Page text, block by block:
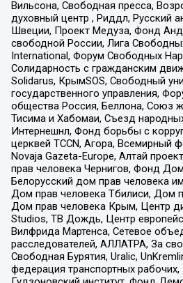
Вильсона, Свободная пресса,
духовный центр , Риддл, Русский
Швеции, Проект Медуза, Фонд
свободной России, Лига
International, Форум Свободных
Солидарность с гражданским
Solidarus, КрымSOS, Свободный
государственного управления,
общества Россия, Беллона, Союз
Тисима и Хабомаи, Съезд
Интернешнл, Фонд борьбы с
церквей TCCN, Агора, Всемирный
Novaja Gazeta-Europe, Алтай
прав человека Чернигов, Фонд
Белорусский дом прав человека
Дом прав человека Тбилиси, Дом
Дом прав человека Крым, Центр
Studios, ТВ Дождь, Центр
Вилфрида Мартенса, Сетевое
расследователей, АЛЛАТРА, За
Свободная Бурятия, Uralic,
федерация транспортных